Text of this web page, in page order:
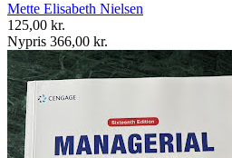
Mette Elisabeth Nielsen
125,00 kr.
Nypris 366,00 kr.